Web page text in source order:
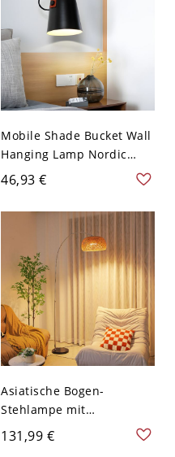
Mobile Shade Bucket Wall
Hanging Lamp Nordic
Metal Single Dining Table
Sconce Fixture in
Black/White with Leather
Strap - Schwarz 110V-120V
46,93 €
Asiatische Bogen-
Stehlampe mit
Bambusgeflecht-Schirm
und Edelstahl-
131,99 €